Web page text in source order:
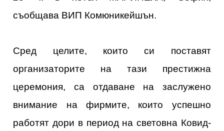
съобщава ВИП Комюникейшън.
Сред целите, които си поставят
организаторите на тази престижна
церемония, са отдаване на заслужено
внимание на фирмите, които успешно
работят дори в период на световна Ковид-